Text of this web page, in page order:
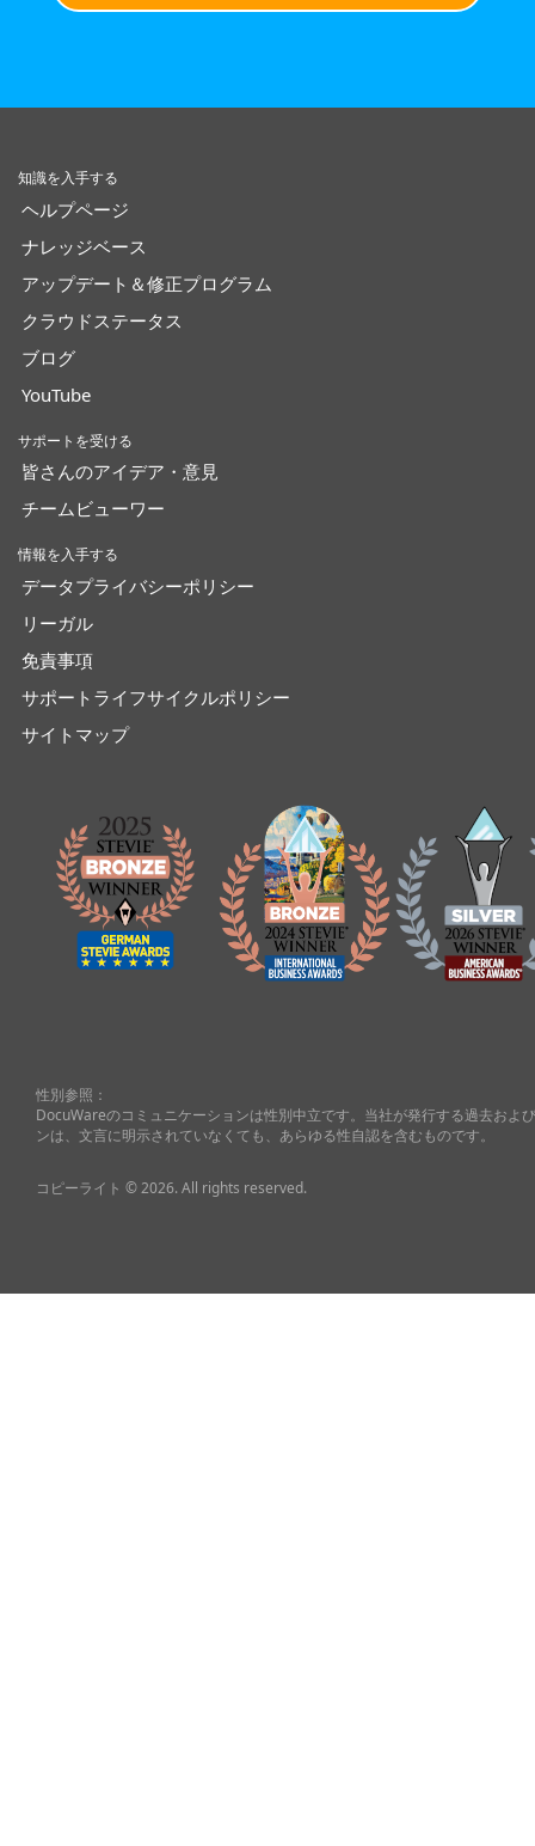
知識を入手する
ヘルプページ
ナレッジベース
アップデート＆修正プログラム
クラウドステータス
ブログ
YouTube
サポートを受ける
皆さんのアイデア・意見
チームビューワー
情報を入手する
データプライバシーポリシー
リーガル
免責事項
サポートライフサイクルポリシー
サイトマップ
性別参照：
DocuWareのコミュニケーションは性別中立です。当社が発行する過去およ
ンは、文言に明示されていなくても、あらゆる性自認を含むものです。
コピーライト © 2026. All rights reserved.